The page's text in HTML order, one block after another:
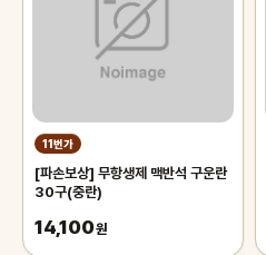
11번가
[파손보상] 무항생제 맥반석 구운란
30구(중란)
14,100원